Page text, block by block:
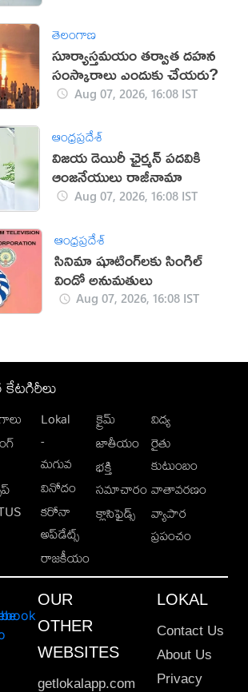
తెలంగాణ
సూర్యాస్తమయం తర్వాత దహన
సంస్కారాలు ఎందుకు చేయరు?
Aug 07, 2026, 16:08 IST
ఆంధ్రప్రదేశ్
విజయ డెయిరీ ఛైర్మన్ పదవికి
ఆంజనేయులు రాజీనామా
Aug 07, 2026, 16:08 IST
ఆంధ్రప్రదేశ్
సినిమా షూటింగ్‌లకు సింగిల్
విండో అనుమతులు
Aug 07, 2026, 16:08 IST
Lokal
-
మగువ
వినోదం
కరోనా
అప్‌డేట్స్
రాజకీయం
క్రైమ్
జాతీయం
భక్తి
సమాచారం
క్లాసిఫైడ్స్
విద్య
రైతు
కుటుంబం
వాతావరణం
వ్యాపార
ప్రపంచం
OUR
OTHER
WEBSITES
getlokalapp.com
LOKAL
Contact Us
About Us
Privacy